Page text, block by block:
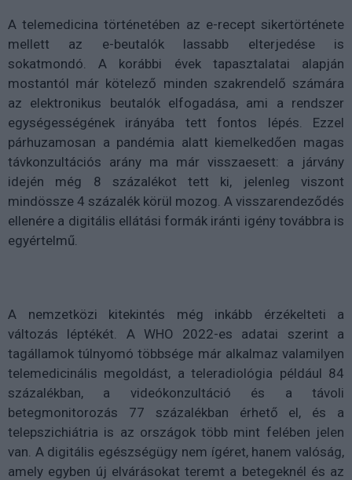
A telemedicina történetében az e-recept sikertörténete
mellett az e-beutalók lassabb elterjedése is
sokatmondó. A korábbi évek tapasztalatai alapján
mostantól már kötelező minden szakrendelő számára
az elektronikus beutalók elfogadása, ami a rendszer
egységességének irányába tett fontos lépés. Ezzel
párhuzamosan a pandémia alatt kiemelkedően magas
távkonzultációs arány ma már visszaesett: a járvány
idején még 8 százalékot tett ki, jelenleg viszont
mindössze 4 százalék körül mozog. A visszarendeződés
ellenére a digitális ellátási formák iránti igény továbbra is
egyértelmű.
A nemzetközi kitekintés még inkább érzékelteti a
változás léptékét. A WHO 2022-es adatai szerint a
tagállamok túlnyomó többsége már alkalmaz valamilyen
telemedicinális megoldást, a teleradiológia például 84
százalékban, a videókonzultáció és a távoli
betegmonitorozás 77 százalékban érhető el, és a
telepszichiátria is az országok több mint felében jelen
van. A digitális egészségügy nem ígéret, hanem valóság,
amely egyben új elvárásokat teremt a betegeknél és az